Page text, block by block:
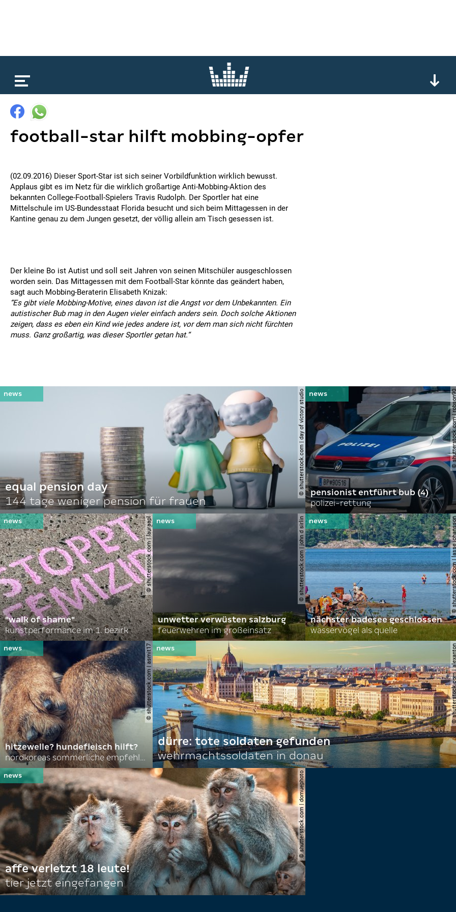
football-star hilft mobbing-opfer
(02.09.2016) Dieser Sport-Star ist sich seiner Vorbildfunktion wirklich bewusst.
Applaus gibt es im Netz für die wirklich großartige Anti-Mobbing-Aktion des
bekannten College-Football-Spielers Travis Rudolph. Der Sportler hat eine
Mittelschule im US-Bundesstaat Florida besucht und sich beim Mittagessen in der
Kantine genau zu dem Jungen gesetzt, der völlig allein am Tisch gesessen ist.
Der kleine Bo ist Autist und soll seit Jahren von seinen Mitschüler ausgeschlossen
worden sein. Das Mittagessen mit dem Football-Star könnte das geändert haben,
sagt auch Mobbing-Beraterin Elisabeth Knizak:
“Es gibt viele Mobbing-Motive, eines davon ist die Angst vor dem Unbekannten. Ein
autistischer Bub mag in den Augen vieler einfach anders sein. Doch solche Aktionen
zeigen, dass es eben ein Kind wie jedes andere ist, vor dem man sich nicht fürchten
muss. Ganz großartig, was dieser Sportler getan hat.“
© shutterstock.com | day of victory studio
equal pension day
144 tage weniger pension für frauen
©
pensionist entführt bub (4)
polizei-rettung
© shutterstock.com | lauraapl
"walk of shame"
kunstperformance im 1. bezirk
© shutterstock.com | john d sirlin
unwetter verwüsten salzburg
feuerwehren im großeinsatz
©
nächster badesee geschlossen
wasservögel als quelle
© shutterstock.com | asmit17
hitzewelle? hundefleisch hilft?
nordkoreas sommerliche empfehlungen
©
dürre: tote soldaten gefunden
wehrmachtssoldaten in donau
© shutterstock.com | domuephoto
affe verletzt 18 leute!
tier jetzt eingefangen